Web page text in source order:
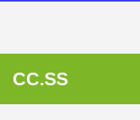
CC.SS